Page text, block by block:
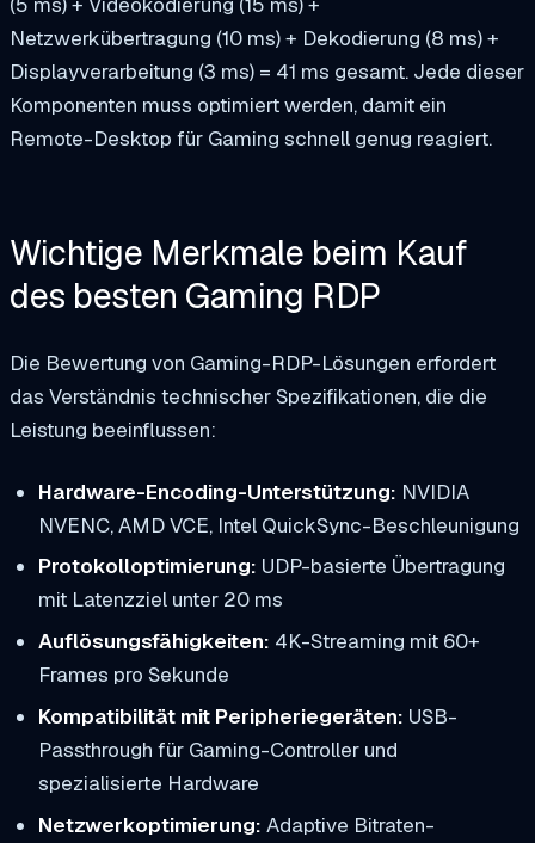
(5 ms) + Videokodierung (15 ms) +
Netzwerkübertragung (10 ms) + Dekodierung (8 ms) +
Displayverarbeitung (3 ms) = 41 ms gesamt. Jede dieser
Komponenten muss optimiert werden, damit ein
Remote-Desktop für Gaming schnell genug reagiert.
Wichtige Merkmale beim Kauf
des besten Gaming RDP
Die Bewertung von Gaming-RDP-Lösungen erfordert
das Verständnis technischer Spezifikationen, die die
Leistung beeinflussen:
Hardware-Encoding-Unterstützung: NVIDIA
NVENC, AMD VCE, Intel QuickSync-Beschleunigung
Protokolloptimierung: UDP-basierte Übertragung
mit Latenzziel unter 20 ms
Auflösungsfähigkeiten: 4K-Streaming mit 60+
Frames pro Sekunde
Kompatibilität mit Peripheriegeräten: USB-
Passthrough für Gaming-Controller und
spezialisierte Hardware
Netzwerkoptimierung: Adaptive Bitraten-